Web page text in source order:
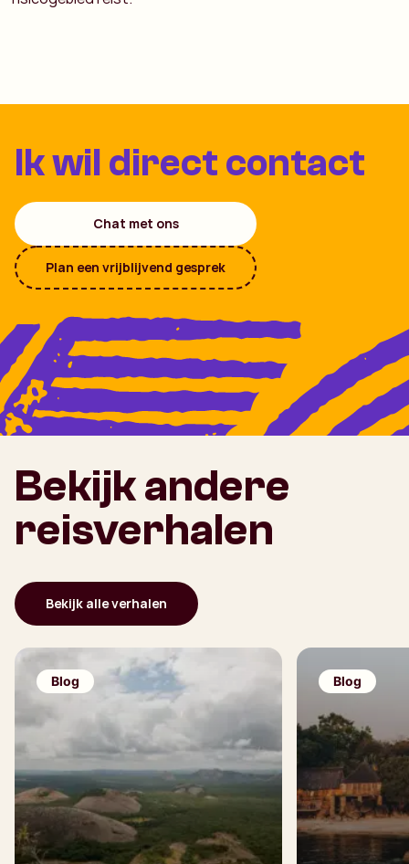
Ik wil direct contact
Chat met ons
Plan een vrijblijvend gesprek
Bekijk andere
reisverhalen
Bekijk alle verhalen
Blog Blog